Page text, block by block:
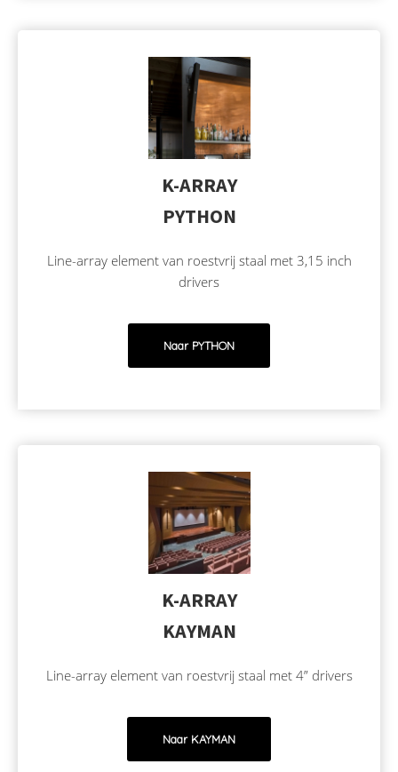
K-ARRAY
PYTHON
Line-array element van roestvrij staal met 3,15 inch
drivers
Naar PYTHON
K-ARRAY
KAYMAN
Line-array element van roestvrij staal met 4” drivers
Naar KAYMAN